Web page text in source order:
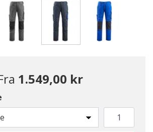
1.549,00 kr